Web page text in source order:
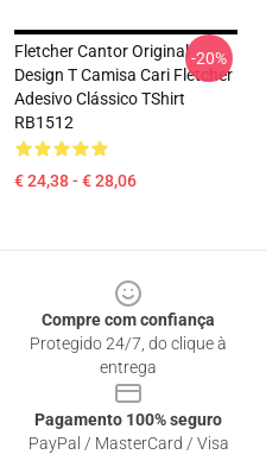
Fletcher Cantor Original
Design T Camisa Cari Fletcher
Adesivo Clássico TShirt
RB1512
€ 24,38 - € 28,06
-20%
Compre com confiança
Protegido 24/7, do clique à
entrega
Pagamento 100% seguro
PayPal / MasterCard / Visa